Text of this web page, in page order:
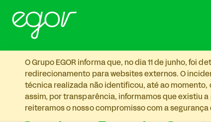
O Grupo EGOR informa que, no dia 11 de junho,
redirecionamento para websites externos. O
técnica realizada não identificou, até ao
assim, por transparência, informamos que existiu
reiteramos o nosso compromisso com a